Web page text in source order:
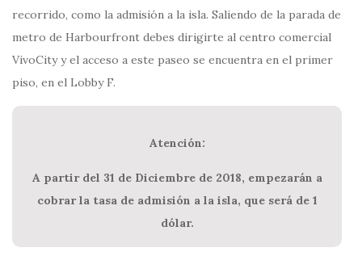
recorrido, como la admisión a la isla. Saliendo de la parada de
metro de Harbourfront debes dirigirte al centro comercial
VivoCity y el acceso a este paseo se encuentra en el primer
piso, en el Lobby F.
Atención:
A partir del 31 de Diciembre de 2018, empezarán a
cobrar la tasa de admisión a la isla, que será de 1
dólar.